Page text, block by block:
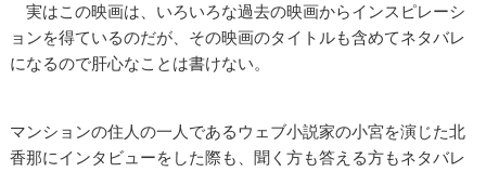
実はこの映画は、いろいろな過去の映画からインスピレーシ
ョンを得ているのだが、その映画のタイトルも含めてネタバレ
になるので肝心なことは書けない。
マンションの住人の一人であるウェブ小説家の小宮を演じた北
香那にインタビューをした際も、聞く方も答える方もネタバレ